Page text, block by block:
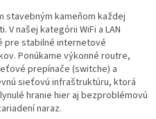
stavebným kameňom každej
našej kategórii WiFi a LAN
stabilné internetové
Ponúkame výkonné routre,
prepínače (switche) a
sieťovú infraštruktúru, ktorá
hranie hier aj bezproblémovú
naraz.